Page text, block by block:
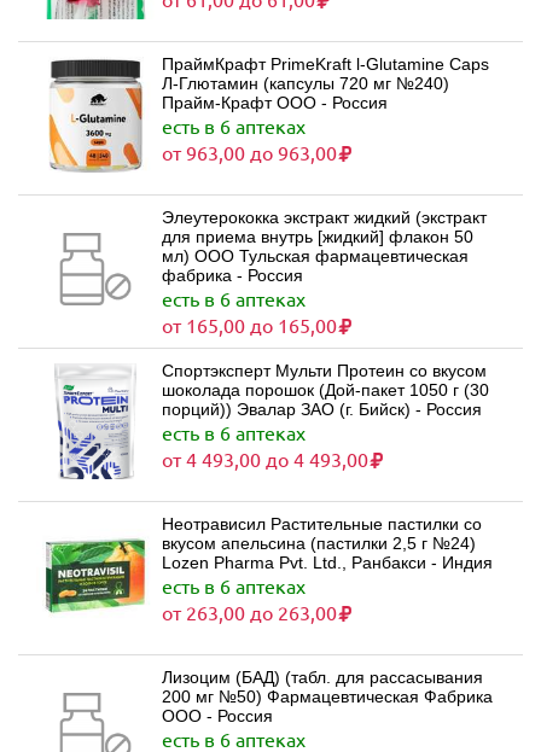
ПраймКрафт PrimeKraft l-Glutamine Caps
Л-Глютамин (капсулы 720 мг №240)
Прайм-Крафт ООО - Россия
есть в 6 аптеках
от 963,00 до 963,00
Элеутерококка экстракт жидкий (экстракт
для приема внутрь [жидкий] флакон 50
мл) ООО Тульская фармацевтическая
фабрика - Россия
есть в 6 аптеках
от 165,00 до 165,00
Спортэксперт Мульти Протеин со вкусом
шоколада порошок (Дой-пакет 1050 г (30
порций)) Эвалар ЗАО (г. Бийск) - Россия
есть в 6 аптеках
от 4 493,00 до 4 493,00
Неотрависил Растительные пастилки со
вкусом апельсина (пастилки 2,5 г №24)
Lozen Pharma Pvt. Ltd., Ранбакси - Индия
есть в 6 аптеках
от 263,00 до 263,00
Лизоцим (БАД) (табл. для рассасывания
200 мг №50) Фармацевтическая Фабрика
ООО - Россия
есть в 6 аптеках